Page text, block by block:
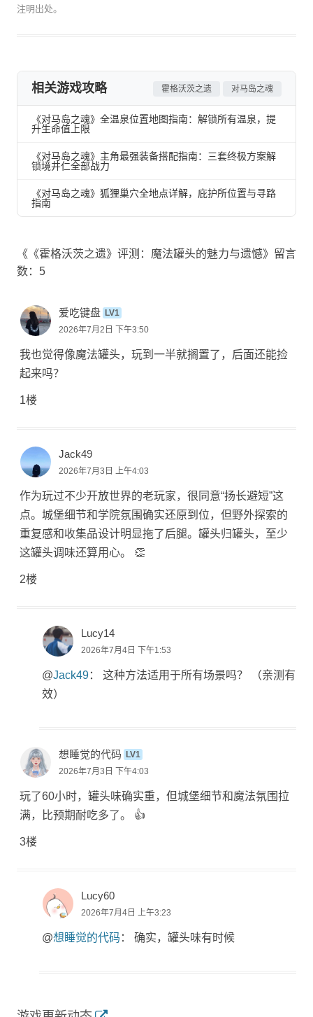
注明出处。
相关游戏攻略 霍格沃茨之遗 对马岛之魂
《对马岛之魂》全温泉位置地图指南：解锁所有温泉，提
升生命值上限
《对马岛之魂》主角最强装备搭配指南：三套终极方案解
锁境井仁全部战力
《对马岛之魂》狐狸巢穴全地点详解，庇护所位置与寻路
指南
《《霍格沃茨之遗》评测：魔法罐头的魅力与遗憾》留言
数：5
爱吃键盘 LV1
2026年7月2日 下午3:50
我也觉得像魔法罐头，玩到一半就搁置了，后面还能捡
起来吗？
1楼
Jack49
2026年7月3日 上午4:03
作为玩过不少开放世界的老玩家，很同意“扬长避短”这
点。城堡细节和学院氛围确实还原到位，但野外探索的
重复感和收集品设计明显拖了后腿。罐头归罐头，至少
这罐头调味还算用心。 👏
2楼
Lucy14
2026年7月4日 下午1:53
@Jack49： 这种方法适用于所有场景吗？ （亲测有
效）
想睡觉的代码
LV1
2026年7月3日 下午4:03
玩了60小时，罐头味确实重，但城堡细节和魔法氛围拉
满，比预期耐吃多了。 👍
3楼
Lucy60
2026年7月4日 上午3:23
@想睡觉的代码 ： 确实，罐头味有时候